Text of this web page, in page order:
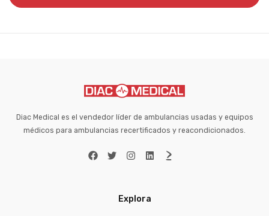
Diac Medical es el vendedor líder de ambulancias usadas y equipos
médicos para ambulancias recertificados y reacondicionados.
Explora